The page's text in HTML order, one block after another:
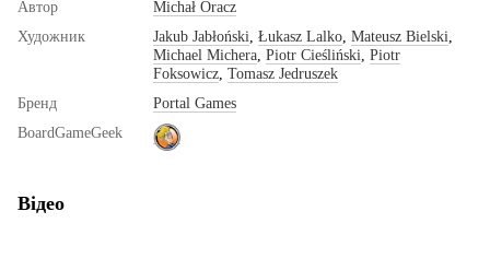
Автор
Michał Oracz
Художник
Jakub Jabłoński Łukasz Lalko Mateusz Bielski
Michael Michera Piotr Cieśliński Piotr
Foksowicz Tomasz Jedruszek
Бренд
Portal Games
BoardGameGeek
Відео